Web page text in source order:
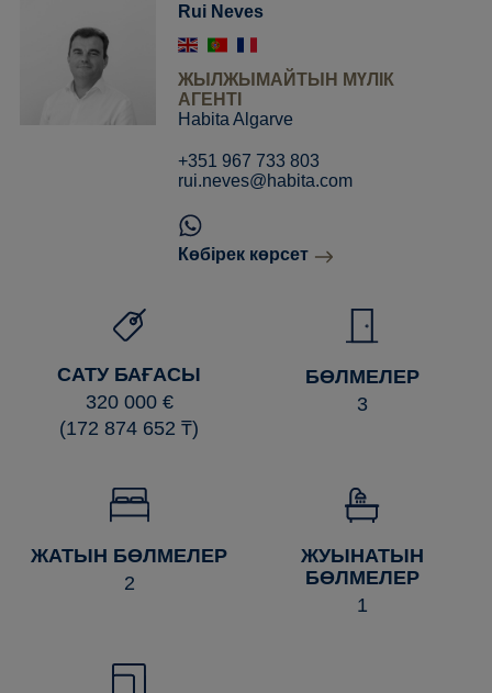
Rui Neves
ЖЫЛЖЫМАЙТЫН МҮЛІК
АГЕНТІ
Habita Algarve
+351 967 733 803
rui.neves@habita.com
Көбірек көрсет
САТУ БАҒАСЫ
320 000 €
(172 874 652 ₸)
БӨЛМЕЛЕР
3
ЖАТЫН БӨЛМЕЛЕР
2
ЖУЫНАТЫН
БӨЛМЕЛЕР
1